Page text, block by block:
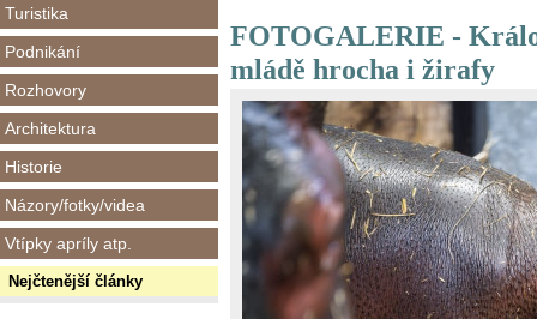
Turistika
Podnikání
Rozhovory
Architektura
Historie
Názory/fotky/videa
Vtípky apríly atp.
Nejčtenější články
FOTOGALERIE -
mládě hrocha i žirafy